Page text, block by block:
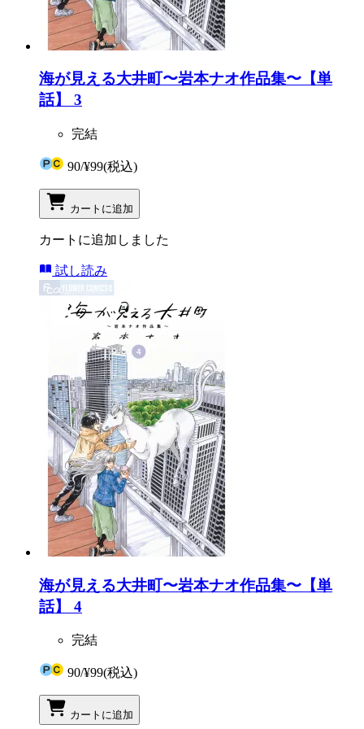
海が見える大井町〜岩本ナオ作品集〜【単
話】 3
完結
90/¥99(税込)
カートに追加
カートに追加しました
試し読み
海が見える大井町〜岩本ナオ作品集〜【単
話】 4
完結
90/¥99(税込)
カートに追加